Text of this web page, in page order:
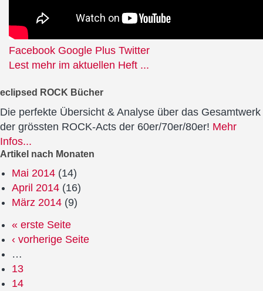
Facebook Google Plus Twitter
Lest mehr im aktuellen Heft ...
eclipsed ROCK Bücher
Die perfekte Übersicht & Analyse über das Gesamtwerk
der grössten ROCK-Acts der 60er/70er/80er! Mehr
Infos...
Artikel nach Monaten
Mai 2014 (14)
April 2014 (16)
März 2014 (9)
« erste Seite
‹ vorherige Seite
…
13
14